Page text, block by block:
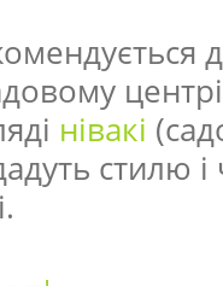
нівакі
стилю і